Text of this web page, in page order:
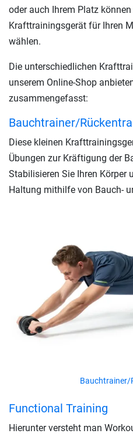
oder auch Ihrem Platz
Krafttrainingsgerät für Ihren
wählen.
Die unterschiedlichen
unserem Online-Shop
zusammengefasst:
Bauchtrainer/
Bauchtrainer/
Diese kleinen
Übungen zur Kräftigung der
Stabilisieren Sie Ihren Körper
Haltung mithilfe von Bauch-
Functional Training
Hierunter versteht man